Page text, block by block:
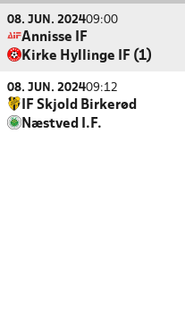
08. JUN. 202409:00
Annisse IF
Kirke Hyllinge IF (1)
08. JUN. 202409:12
IF Skjold Birkerød
Næstved I.F.